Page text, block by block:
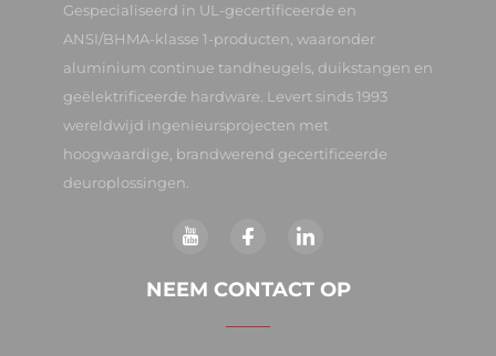
Gespecialiseerd in UL-gecertificeerde en
ANSI/BHMA-klasse 1-producten, waaronder
aluminium continue tandheugels, duikstangen en
geëlektrificeerde hardware. Levert sinds 1993
wereldwijd ingenieursprojecten met
hoogwaardige, brandwerend gecertificeerde
deuroplossingen.
NEEM CONTACT OP